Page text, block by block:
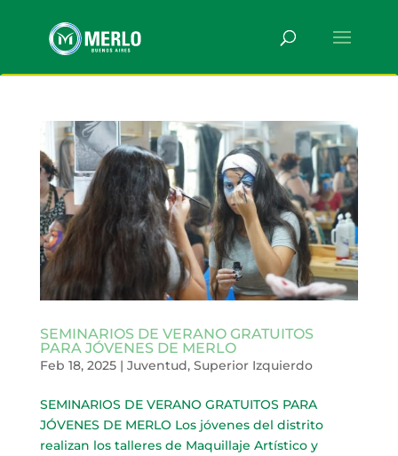
SEMINARIOS DE VERANO GRATUITOS
PARA JÓVENES DE MERLO
Feb 18, 2025| Juventud, Superior Izquierdo
SEMINARIOS DE VERANO GRATUITOS PARA
JÓVENES DE MERLO Los jóvenes del distrito
realizan los talleres de Maquillaje Artístico y